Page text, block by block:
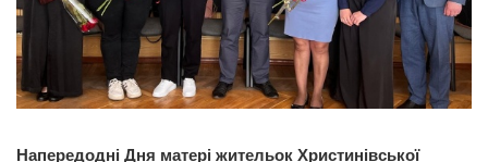
Напередодні Дня матері жительок Христинівської